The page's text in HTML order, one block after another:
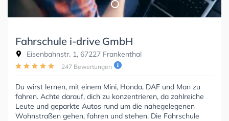
Fahrschule i-drive GmbH
Eisenbahnstr. 1, 67227 Frankenthal
247 Bewertungen
Du wirst lernen, mit einem Mini, Honda, DAF und Man zu
fahren. Achte darauf, dich zu konzentrieren, da zahlreiche
Leute und geparkte Autos rund um die nahegelegenen
Wohnstraßen gehen, fahren und stehen. Die Fahrschule